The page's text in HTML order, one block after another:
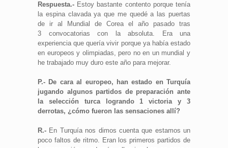
Respuesta.- Estoy bastante contento porque tenía
la espina clavada ya que me quedé a las puertas
de ir al Mundial de Corea el año pasado tras
3 convocatorias con la absoluta. Era una
experiencia que quería vivir porque ya había estado
en europeos y olimpiadas, pero no en un mundial y
he trabajado muy duro este año para mejorar.
P.- De cara al europeo, han estado en Turquía
jugando algunos partidos de preparación ante
la selección turca logrando 1 victoria y 3
derrotas, ¿cómo fueron las sensaciones allí?
R.- En Turquía nos dimos cuenta que estamos un
poco faltos de ritmo. Eran los primeros partidos de